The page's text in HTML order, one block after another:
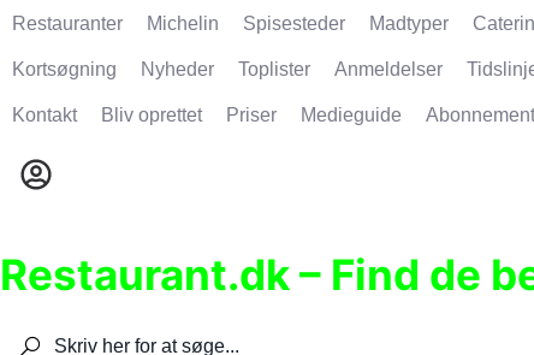
Restauranter Michelin Spisesteder Madtyper
Kortsøgning Nyheder Toplister Anmeldelser
Kontakt Bliv oprettet Priser Medieguide
Restaurant.dk – Find de